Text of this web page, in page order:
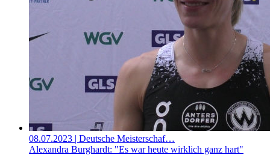
08.07.2023 | Deutsche Meisterschaf…
Alexandra Burghardt: "Es war heute wirklich ganz hart"